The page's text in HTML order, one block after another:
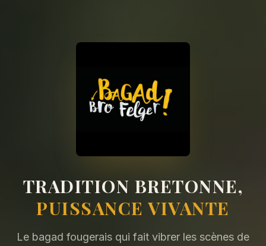
TRADITION BRETONNE,
PUISSANCE VIVANTE
Le bagad fougerais qui fait vibrer les scènes de